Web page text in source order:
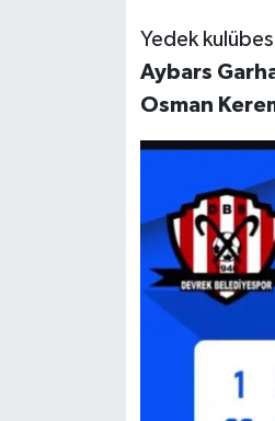
Yedek
Aybars
Osman